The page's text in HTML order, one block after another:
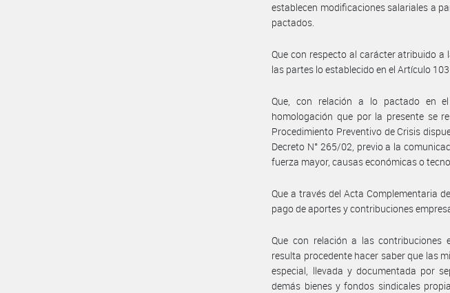
establecen modificaciones salariales a
pactados.
Que con respecto al carácter atribuido
las partes lo establecido en el Artículo
Que, con relación a lo pactado en
homologación que por la presente se
Procedimiento Preventivo de Crisis
Decreto N° 265/02, previo a la
fuerza mayor, causas económicas o
Que a través del Acta Complementaria
pago de aportes y contribuciones
Que con relación a las contribuciones
resulta procedente hacer saber que las
especial, llevada y documentada por
demás bienes y fondos sindicales